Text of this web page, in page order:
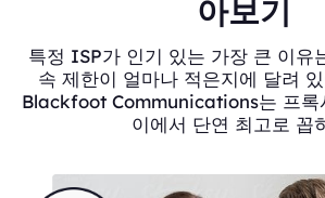
아보기
특정 ISP가 인기 있는 가장 큰 이유
속 제한이 얼마나 적은지에 달려
Blackfoot Communications는 프록
이에서 단연 최고로 꼽